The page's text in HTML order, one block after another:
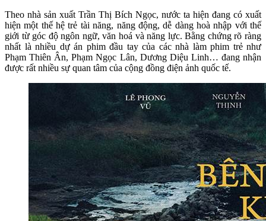
Theo nhà sản xuất Trần Thị Bích Ngọc, nước ta hiện đang có xuất
hiện một thế hệ trẻ tài năng, năng động, dễ dàng hoà nhập với thế
giới từ góc độ ngôn ngữ, văn hoá và năng lực. Bằng chứng rõ ràng
nhất là nhiều dự án phim đầu tay của các nhà làm phim trẻ như
Phạm Thiên Ân, Phạm Ngọc Lân, Dương Diệu Linh… đang nhận
được rất nhiều sự quan tâm của cộng đồng điện ảnh quốc tế.